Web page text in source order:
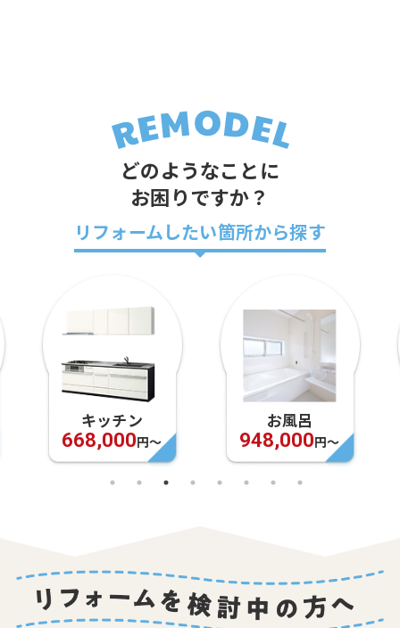
どのようなことに
お困りですか？
リフォームしたい箇所から探す
キッチン
668,000円〜
お風呂
948,000円〜